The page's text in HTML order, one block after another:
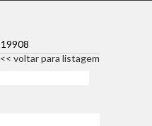
19908
<< voltar para listagem